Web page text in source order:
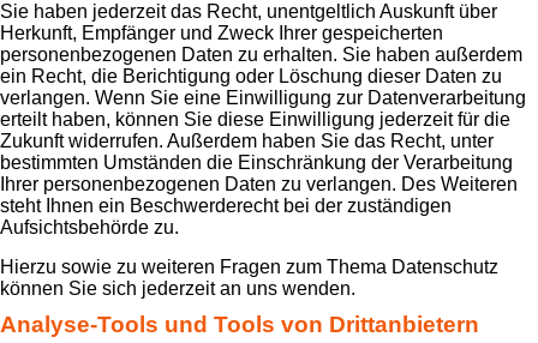
Sie haben jederzeit das Recht, unentgeltlich Auskunft über
Herkunft, Empfänger und Zweck Ihrer gespeicherten
personenbezogenen Daten zu erhalten. Sie haben außerdem
ein Recht, die Berichtigung oder Löschung dieser Daten zu
verlangen. Wenn Sie eine Einwilligung zur Datenverarbeitung
erteilt haben, können Sie diese Einwilligung jederzeit für die
Zukunft widerrufen. Außerdem haben Sie das Recht, unter
bestimmten Umständen die Einschränkung der Verarbeitung
Ihrer personenbezogenen Daten zu verlangen. Des Weiteren
steht Ihnen ein Beschwerderecht bei der zuständigen
Aufsichtsbehörde zu.
Hierzu sowie zu weiteren Fragen zum Thema Datenschutz
können Sie sich jederzeit an uns wenden.
Analyse-Tools und Tools von Dritt­anbietern